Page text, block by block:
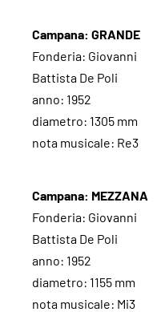
Campana: GRANDE
Fonderia: Giovanni
Battista De Poli
anno: 1952
diametro: 1305 mm
nota musicale: Re3
Campana: MEZZANA
Fonderia: Giovanni
Battista De Poli
anno: 1952
diametro: 1155 mm
nota musicale: Mi3